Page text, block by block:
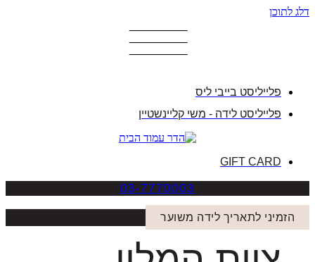
דלג לתוכן
פלייליסט בייבי ליס
פלייליסט לידה - משי קליינשטיין
GIFT CARD
03-7770003
הזמיני לתאריך לידה משוער